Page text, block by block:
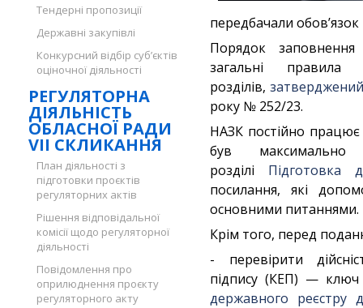
Тендерні пропозиції
Державні закупівлі
Конкурсний відбір суб’єктів
оціночної діяльності
РЕГУЛЯТОРНА
ДІЯЛЬНІСТЬ
ОБЛАСНОЇ РАДИ
VII СКЛИКАННЯ
План діяльності з
підготовки проєктів
регуляторних актів
Рішення відповідальної
комісії щодо регуляторної
діяльності
Повідомлення про
оприлюднення проєкту
регуляторного акту
передбачали
Порядок
загальні правила
розділів, затверджений
року № 252/23.
НАЗК постійно
був
розділі Підготовка
посилання, які
основними питаннями.
Крім того, перед
- перевірити
підпису (КЕП) — ключ
державного реєстру